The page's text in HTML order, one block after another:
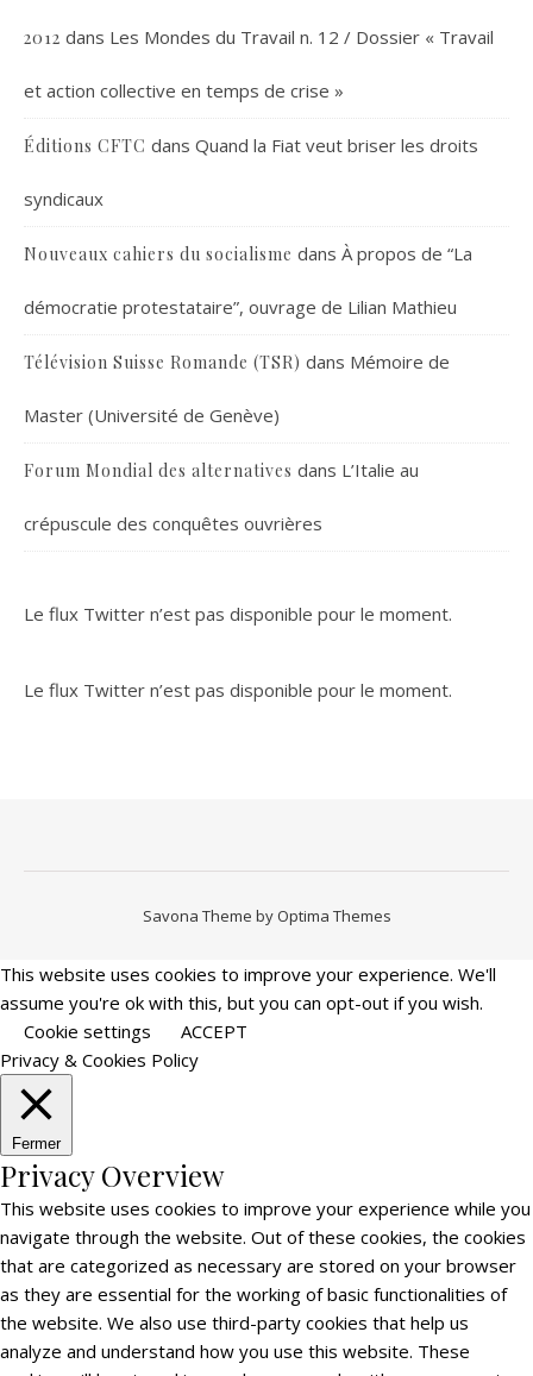
2012 dans Les Mondes du Travail n. 12 / Dossier « Travail
et action collective en temps de crise »
Éditions CFTC dans Quand la Fiat veut briser les droits
syndicaux
Nouveaux cahiers du socialisme dans À propos de “La
démocratie protestataire”, ouvrage de Lilian Mathieu
Télévision Suisse Romande (TSR) dans Mémoire de
Master (Université de Genève)
Forum Mondial des alternatives dans L’Italie au
crépuscule des conquêtes ouvrières
Le flux Twitter n’est pas disponible pour le moment.
Le flux Twitter n’est pas disponible pour le moment.
Savona Theme by Optima Themes
This website uses cookies to improve your experience. We'll
assume you're ok with this, but you can opt-out if you wish.
Cookie settings
ACCEPT
Privacy & Cookies Policy
Fermer
Privacy Overview
This website uses cookies to improve your experience while you
navigate through the website. Out of these cookies, the cookies
that are categorized as necessary are stored on your browser
as they are essential for the working of basic functionalities of
the website. We also use third-party cookies that help us
analyze and understand how you use this website. These